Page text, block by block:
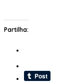
Partilha: